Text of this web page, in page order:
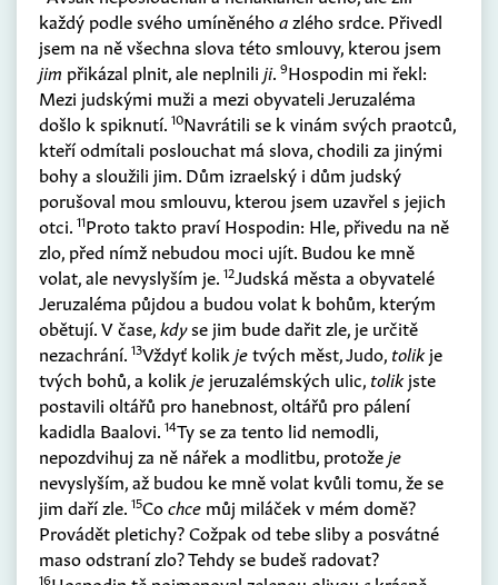
každý podle svého umíněnéhoazlého srdce. Přivedl
jsem na ně všechna slova této smlouvy, kterou jsem
jim přikázal plnit, ale neplnili ji. 9Hospodin mi řekl:
Mezi judskými muži a mezi obyvateli Jeruzaléma
došlo k spiknutí. 10Navrátili se k vinám svých praotců,
kteří odmítali poslouchat má slova, chodili za jinými
bohy a sloužili jim. Dům izraelský i dům judský
porušoval mou smlouvu, kterou jsem uzavřel s jejich
otci. 11Proto takto praví Hospodin: Hle, přivedu na ně
zlo, před nímž nebudou moci ujít. Budou ke mně
volat, ale nevyslyším je. 12Judská města a obyvatelé
Jeruzaléma půjdou a budou volat k bohům, kterým
obětují. V čase,kdyse jim bude dařit zle, je určitě
nezachrání. 13Vždyť kolik jetvých měst, Judo, tolikje
tvých bohů, a kolik je jeruzalémských ulic, tolikjste
postavili oltářů pro hanebnost, oltářů pro pálení
kadidla Baalovi. 14Ty se za tento lid nemodli,
nepozdvihuj za ně nářek a modlitbu, protožeje
nevyslyším, až budou ke mně volat kvůli tomu, že se
jim daří zle. 15Cochce můj miláček v mém domě?
Provádět pletichy? Cožpak od tebe sliby a posvátné
maso odstraní zlo? Tehdy se budeš radovat?
16